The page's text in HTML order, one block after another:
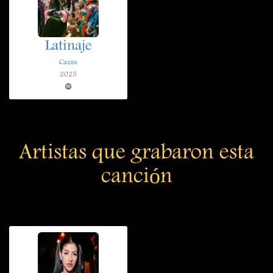
Latinaje
Cazzu
2025
Artistas que grabaron esta
canción